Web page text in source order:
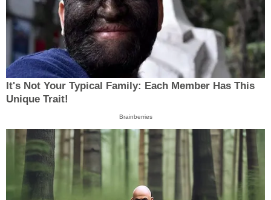
It's Not Your Typical Family: Each Member Has This
Unique Trait!
Brainberries